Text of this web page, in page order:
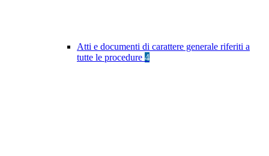
Atti e documenti di carattere generale riferiti a
tutte le procedure 4